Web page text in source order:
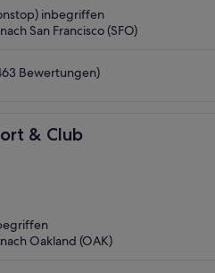
inbegriffen
San Francisco (SFO)
Bewertungen)
& Club
Oakland (OAK)